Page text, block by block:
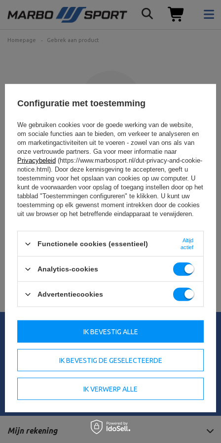
Homepage Gebrek aan product
Het product dat u zoekt is
niet gevonden.
Probeer preciezere parameters op te geven. Gebruikgeavanceerde
zoekmachine .
aanbod hebben?
Als u een product niet in ons aanbod hebt gevonden en het in onze
winkel wilt kopen, kunt u het speciale formulier gebruiken en ons een
beschrijving sturen van het artikel dat u zoekt. Om dit te kunnen doen,
Orderstatus
Het volgen van de zending
Ik wil een klacht indienen over het product
Mijn rekening
Configuratie met toestemming
We gebruiken cookies voor de goede werking van de website,
om sociale functies aan te bieden, om verkeer te analyseren en
om marketingactiviteiten uit te voeren - zowel van ons als van
onze vertrouwde partners. Ga voor meer informatie naar
Privacybeleid (https://www.marbosport.nl/dut-privacy-and-cookie-
notice.html). Door deze kennisgeving te accepteren, geeft u
toestemming voor het opslaan van cookies op uw computer. U
kunt de voorwaarden voor opslag of toegang instellen door op het
tabblad "Toestemmingen configureren" te klikken. U kunt uw
toestemming op elk gewenst moment intrekken door de cookies
uit uw browser op het betreffende eindapparaat te verwijderen.
Functionele cookies (essentieel)
Altijd
actief
Analytics-cookies
Advertentiecookies
IK BEVESTIG DE GESELECTEERDE
IK VERWERP ALLE
IK BEVESTIG ALLE